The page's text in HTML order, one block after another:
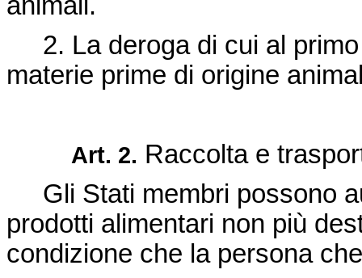
2. La deroga di cui al
materie prime di origine
Art. 2. Raccolta e
Gli Stati membri possono
prodotti alimentari non più
condizione che la persona